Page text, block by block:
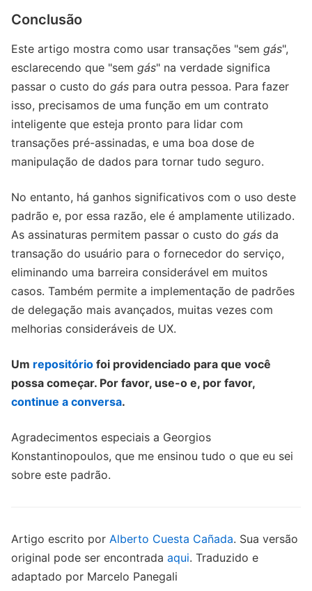
Conclusão
Este artigo mostra como usar transações "sem gás",
esclarecendo que "sem gás" na verdade significa
passar o custo do gás para outra pessoa. Para fazer
isso, precisamos de uma função em um contrato
inteligente que esteja pronto para lidar com
transações pré-assinadas, e uma boa dose de
manipulação de dados para tornar tudo seguro.
No entanto, há ganhos significativos com o uso deste
padrão e, por essa razão, ele é amplamente utilizado.
As assinaturas permitem passar o custo do gás da
transação do usuário para o fornecedor do serviço,
eliminando uma barreira considerável em muitos
casos. Também permite a implementação de padrões
de delegação mais avançados, muitas vezes com
melhorias consideráveis de UX.
Um repositório foi providenciado para que você
possa começar. Por favor, use-o e, por favor,
continue a conversa.
Agradecimentos especiais a Georgios
Konstantinopoulos, que me ensinou tudo o que eu sei
sobre este padrão.
Artigo escrito por Alberto Cuesta Cañada. Sua versão
original pode ser encontrada aqui. Traduzido e
adaptado por Marcelo Panegali